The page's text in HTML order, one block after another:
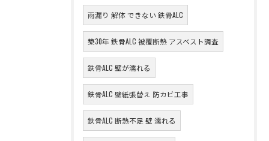
雨漏り 解体 できない 鉄骨ALC
築30年 鉄骨ALC 被覆断熱 アスベスト調査
鉄骨ALC 壁が濡れる
鉄骨ALC 壁紙張替え 防カビ工事
鉄骨ALC 断熱不足 壁 濡れる